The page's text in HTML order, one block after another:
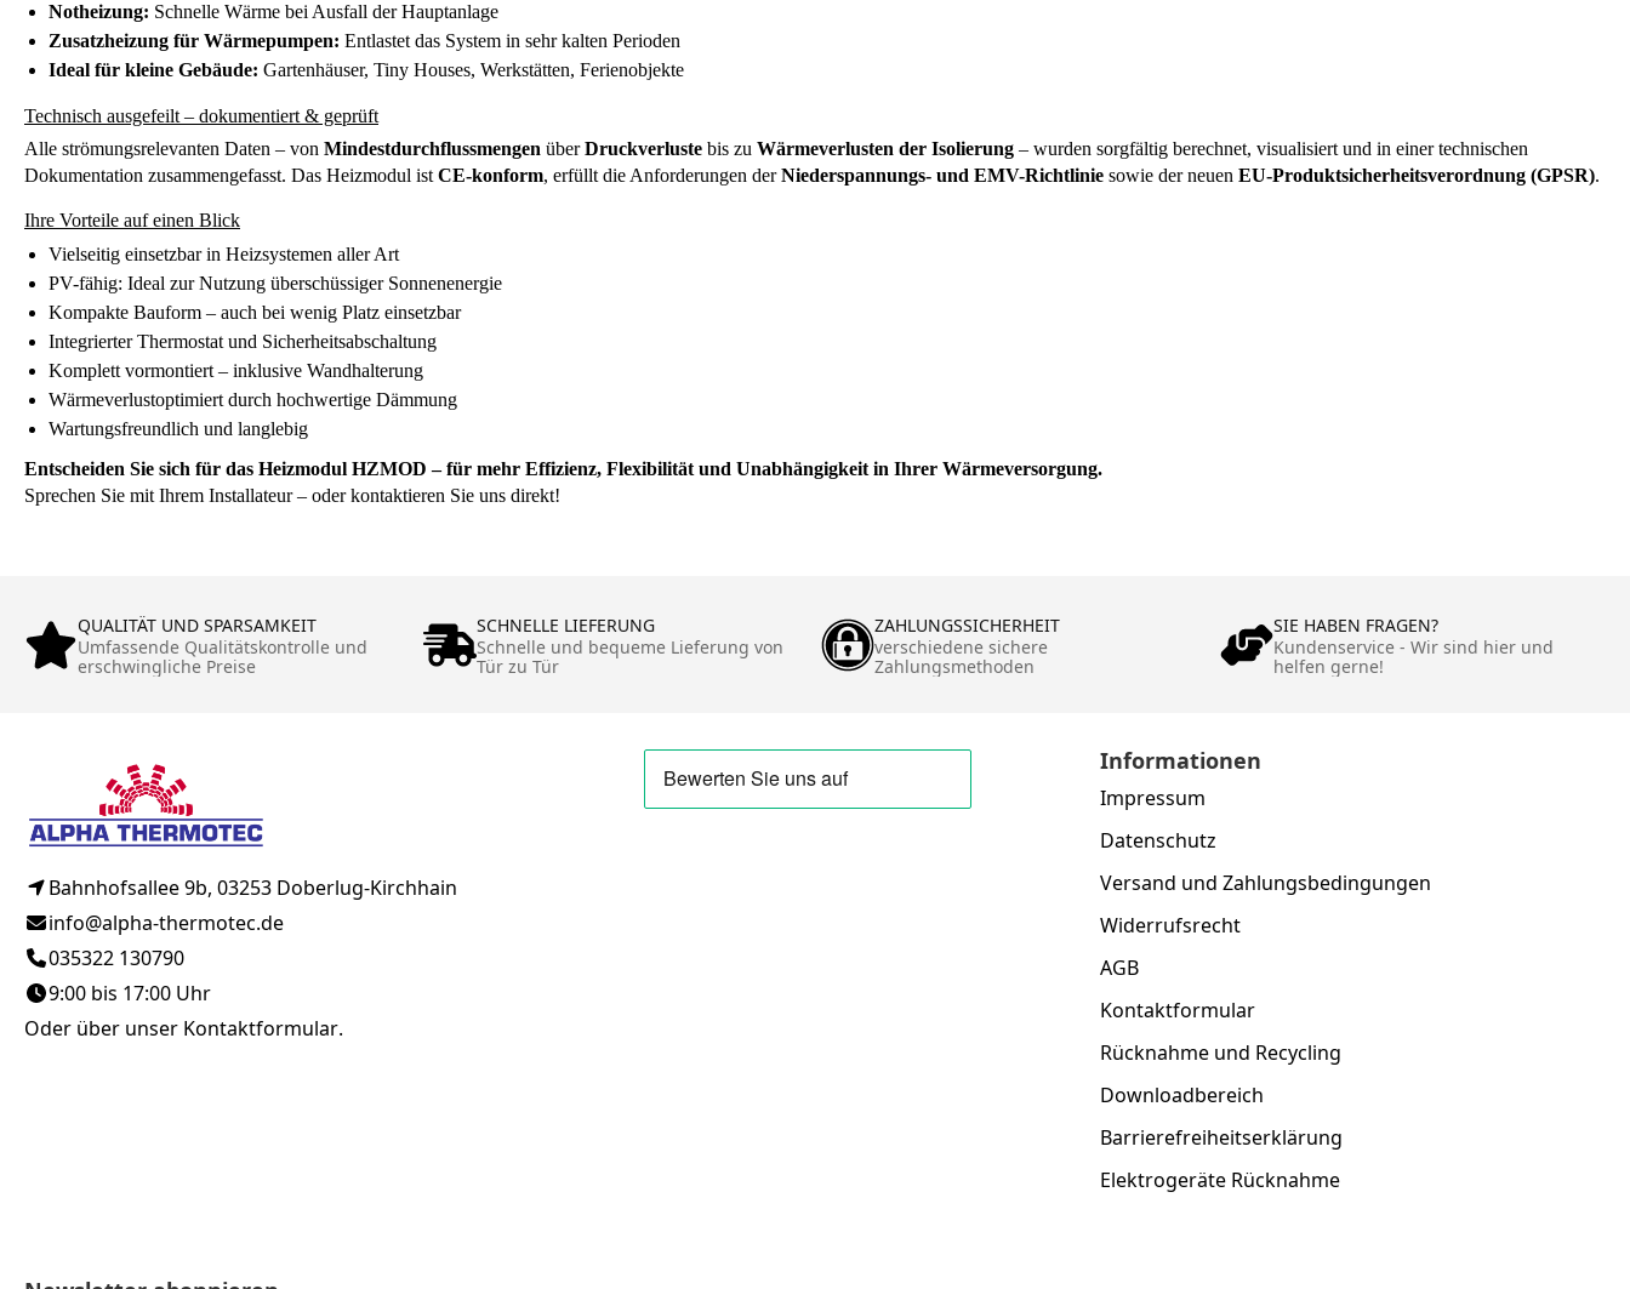
Notheizung: Schnelle Wärme bei Ausfall der Hauptanlage
Zusatzheizung für Wärmepumpen: Entlastet das System in sehr kalten Perioden
Ideal für kleine Gebäude: Gartenhäuser, Tiny Houses, Werkstätten, Ferienobjekte
Technisch ausgefeilt – dokumentiert & geprüft
Alle strömungsrelevanten Daten – von Mindestdurchflussmengen überDruckverluste bis zu Wärmeverlusten der Isolierung – wurden sorgfältig berechnet, visualisiert und in einer technischen
Dokumentation zusammengefasst. Das Heizmodul istCE-konform, erfüllt die Anforderungen derNiederspannungs- und EMV-Richtlinie sowie der neuen EU-Produktsicherheitsverordnung (GPSR).
Ihre Vorteile auf einen Blick
Vielseitig einsetzbar in Heizsystemen aller Art
PV-fähig: Ideal zur Nutzung überschüssiger Sonnenenergie
Kompakte Bauform – auch bei wenig Platz einsetzbar
Integrierter Thermostat und Sicherheitsabschaltung
Komplett vormontiert – inklusive Wandhalterung
Wärmeverlustoptimiert durch hochwertige Dämmung
Wartungsfreundlich und langlebig
Entscheiden Sie sich für das Heizmodul HZMOD – für mehr Effizienz, Flexibilität und Unabhängigkeit in Ihrer Wärmeversorgung.
Sprechen Sie mit Ihrem Installateur – oder kontaktieren Sie uns direkt!
QUALITÄT UND SPARSAMKEIT
Umfassende Qualitätskontrolle und
erschwingliche Preise
SCHNELLE LIEFERUNG
Schnelle und bequeme Lieferung von
Tür zu Tür
ZAHLUNGSSICHERHEIT
verschiedene sichere
Zahlungsmethoden
SIE HABEN FRAGEN?
Kundenservice - Wir sind hier und
helfen gerne!
Bahnhofsallee 9b, 03253 Doberlug-Kirchhain
info@alpha-thermotec.de
035322 130790
9:00 bis 17:00 Uhr
Oder über unser Kontaktformular.
Informationen
Impressum
Datenschutz
Versand und Zahlungsbedingungen
Widerrufsrecht
AGB
Kontaktformular
Rücknahme und Recycling
Downloadbereich
Barrierefreiheitserklärung
Elektrogeräte Rücknahme